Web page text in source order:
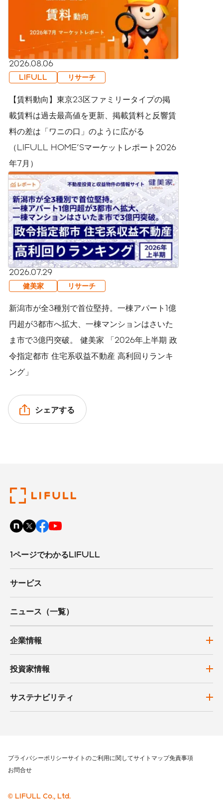
2026.08.06
LIFULL リサーチ
【賃料動向】東京23区ファミリータイプの掲
載賃料は過去最高値を更新、掲載賃料と反響賃
料の差は「ワニの口」のように広がる
（LIFULL HOME'Sマーケットレポート2026
年7月）
2026.07.29
健美家 リサーチ
新潟市が全3種別で首位堅持。一棟アパート1億
円超が3都市へ拡大、一棟マンションはさいた
ま市で3億円突破。 健美家 「2026年上半期 政
令指定都市 住宅系収益不動産 高利回りランキ
ング」
シェアする
1ページでわかるLIFULL
サービス
ニュース（一覧）
企業情報
投資家情報
サステナビリティ
プライバシーポリシーサイトのご利用に関してサイトマップ免責事項
お問合せ
© LIFULL Co., Ltd.